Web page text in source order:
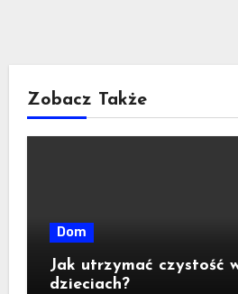
Zobacz Także
Dom
Jak utrzymać czystość
dzieciach?